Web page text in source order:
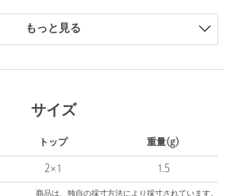
気に触れないように保管してください。
付けず、汗をかいたらこまめに外してく
もっと見る
サイズ
トップ 重量(g)
2×1 1.5
商品は、独自の採寸方法により採寸されています。